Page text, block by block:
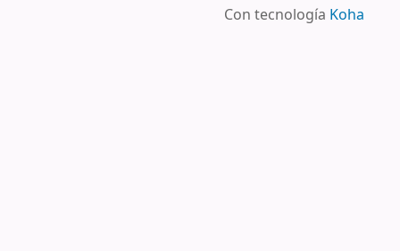
Con tecnología Koha